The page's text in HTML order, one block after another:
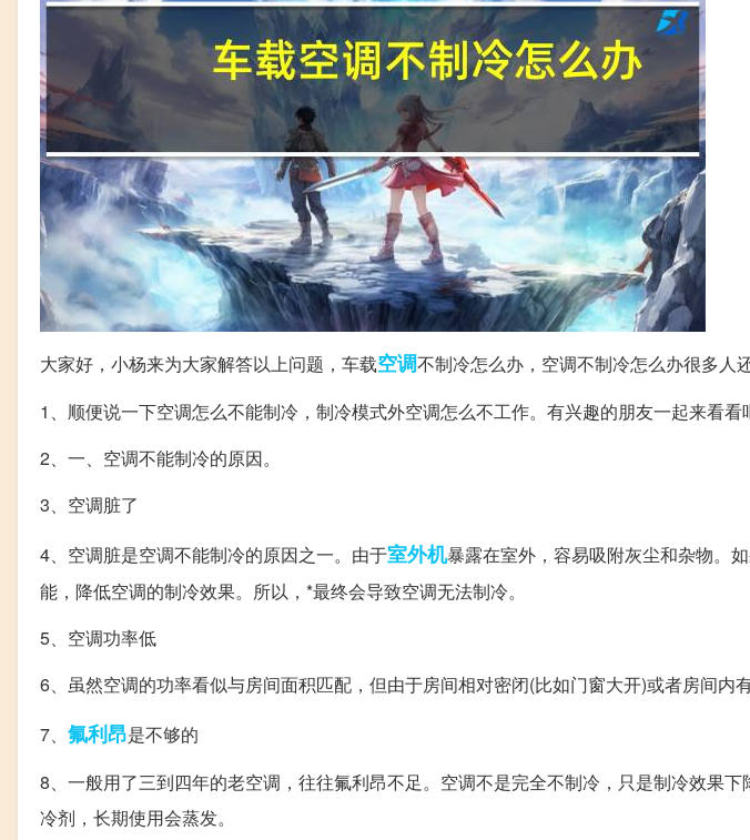
大家好，小杨来为大家解答以上问题，车载空调不制冷怎么办，空调不制冷怎么办很多人
1、顺便说一下空调怎么不能制冷，制冷模式外空调怎么不工作。有兴趣的朋友一起来看看
2、一、空调不能制冷的原因。
3、空调脏了
4、空调脏是空调不能制冷的原因之一。由于室外机暴露在室外，容易吸附灰尘和杂物。
能，降低空调的制冷效果。所以，*最终会导致空调无法制冷。
5、空调功率低
6、虽然空调的功率看似与房间面积匹配，但由于房间相对密闭(比如门窗大开)或者房间内
7、 氟利昂是不够的
8、一般用了三到四年的老空调，往往氟利昂不足。空调不是完全不制冷，只是制冷效果
冷剂，长期使用会蒸发。